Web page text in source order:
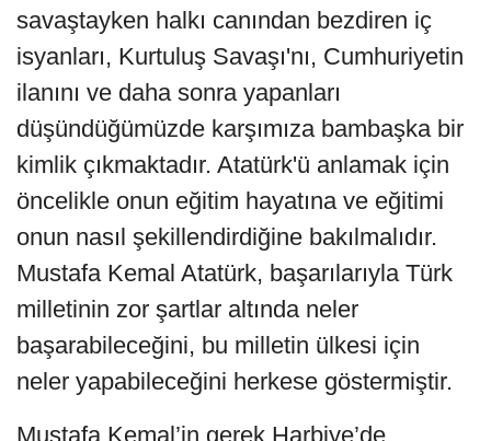
savaştayken halkı canından bezdiren iç
isyanları, Kurtuluş Savaşı'nı, Cumhuriyetin
ilanını ve daha sonra yapanları
düşündüğümüzde karşımıza bambaşka bir
kimlik çıkmaktadır. Atatürk'ü anlamak için
öncelikle onun eğitim hayatına ve eğitimi
onun nasıl şekillendirdiğine bakılmalıdır.
Mustafa Kemal Atatürk, başarılarıyla Türk
milletinin zor şartlar altında neler
başarabileceğini, bu milletin ülkesi için
neler yapabileceğini herkese göstermiştir.
Mustafa Kemal’in gerek Harbiye’de